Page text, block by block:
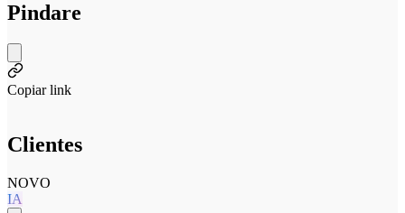
Pindare
Copiar link
Clientes
NOVO
IA